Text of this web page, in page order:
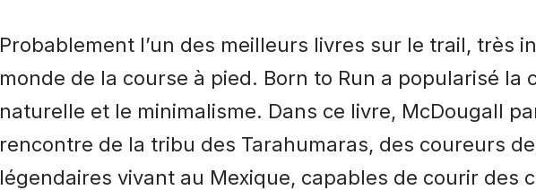
Probablement l’un des meilleurs livres sur le trail, très
monde de la course à pied. Born to Run a popularisé la
naturelle et le minimalisme. Dans ce livre, McDougall
rencontre de la tribu des Tarahumaras, des coureurs
légendaires vivant au Mexique, capables de courir des